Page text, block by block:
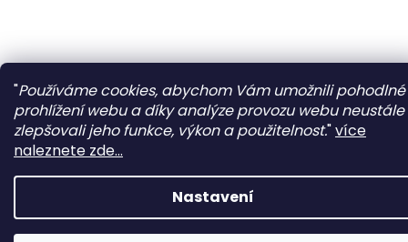
"Používáme cookies, abychom Vám umožnili pohodlné
prohlížení webu a díky analýze provozu webu neustále
zlepšovali jeho funkce, výkon a použitelnost."více
naleznete zde...
Nastavení